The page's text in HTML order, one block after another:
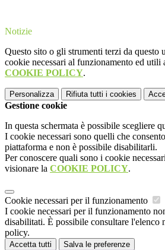
Notizie
Questo sito o gli strumenti terzi da questo
cookie necessari al funzionamento ed
COOKIE POLICY.
Personalizza Rifiuta tutti i cookies
Gestione cookie
In questa schermata è possibile scegliere
I cookie necessari sono quelli che
piattaforma e non è possibile disabilitarli.
Per conoscere quali sono i cookie
visionare la COOKIE POLICY.
Cookie necessari per il funzionamento
I cookie necessari per il funzionamento
disabilitati. È possibile consultare l'elenco
policy.
Accetta tutti Salva le preferenze